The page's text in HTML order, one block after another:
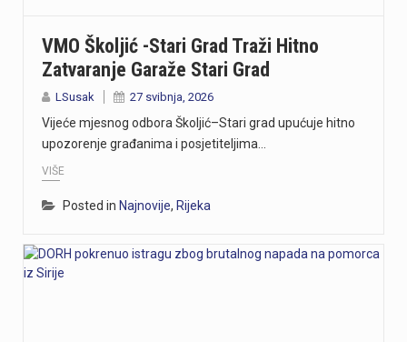
VMO Školjić -Stari Grad Traži Hitno
Zatvaranje Garaže Stari Grad
LSusak 27 svibnja, 2026
Vijeće mjesnog odbora Školjić–Stari grad upućuje hitno
upozorenje građanima i posjetiteljima…
VIŠE
Posted in Najnovije, Rijeka